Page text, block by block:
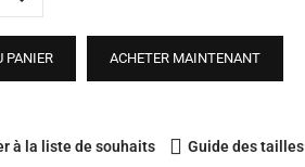
PANIER ACHETER MAINTENANT
à la liste de souhaits Guide des tailles